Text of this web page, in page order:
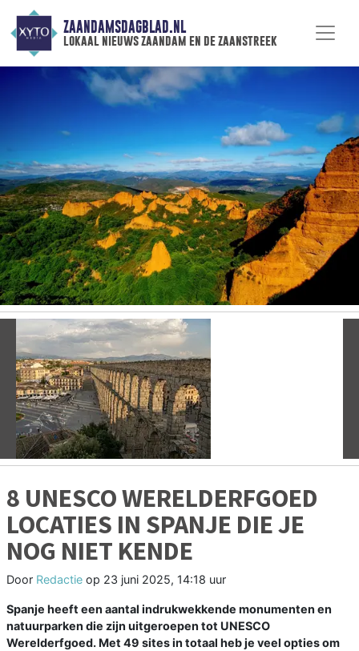
ZAANDAMSDAGBLAD.NL
lokaal nieuws zaandam en de zaanstreek
Vorige
8 UNESCO WERELDERFGOED
LOCATIES IN SPANJE DIE JE
NOG NIET KENDE
Door Redactie op 23 juni 2025, 14:18 uur
Spanje heeft een aantal indrukwekkende monumenten en
natuurparken die zijn uitgeroepen tot UNESCO
Werelderfgoed. Met 49 sites in totaal heb je veel opties om